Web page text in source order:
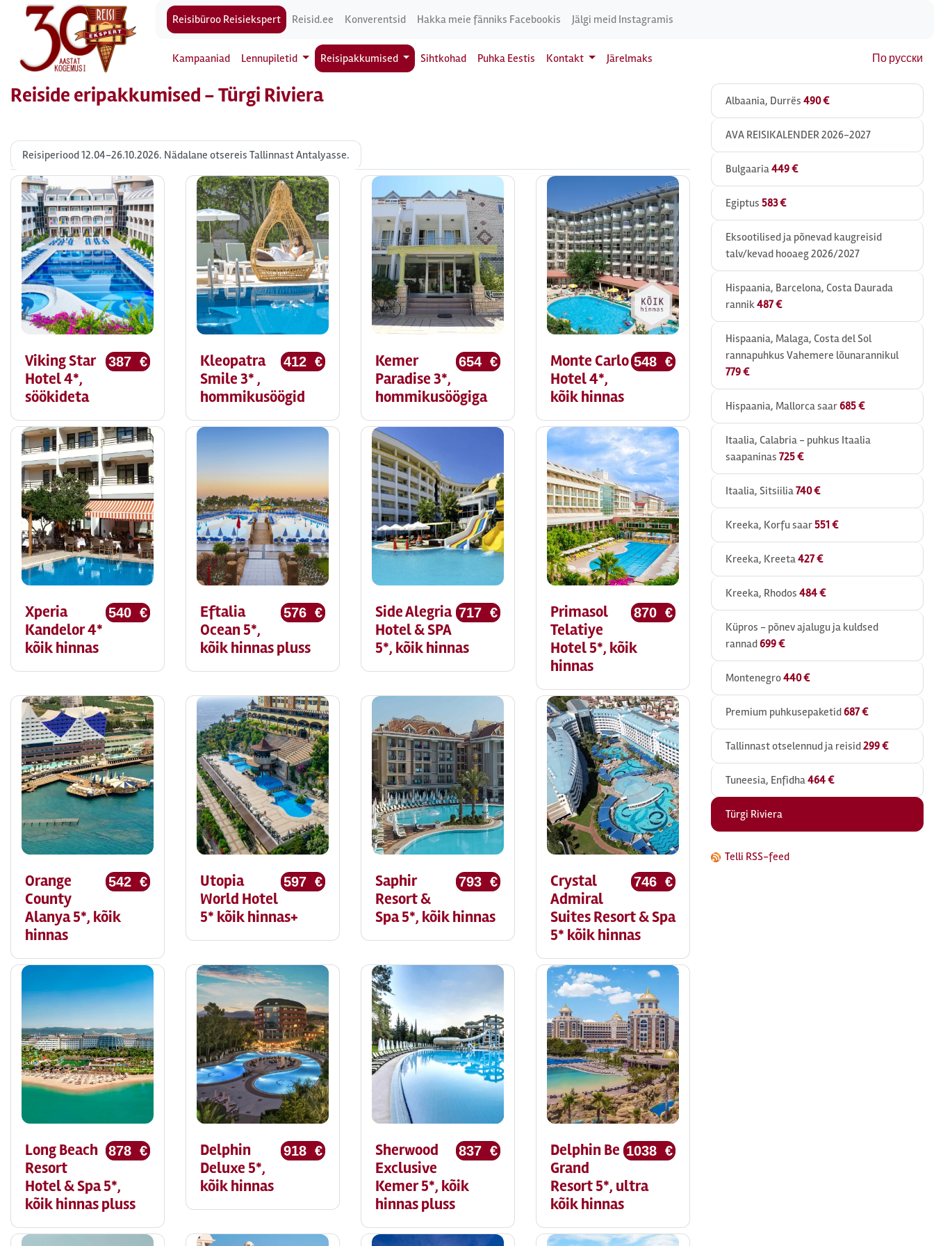
Reisibüroo Reisiekspert Reisid.ee Konverentsid Hakka meie fänniks Facebookis Jälgi meid Instagramis
Kampaaniad Lennupiletid Reisipakkumised Sihtkohad Puhka Eestis Kontakt Järelmaks По русски
Albaania, Durrës 490 €
AVA REISIKALENDER 2026-2027
Bulgaaria449 €
Egiptus 583 €
Eksootilised ja põnevad kaugreisid
talv/kevad hooaeg 2026/2027
Hispaania, Barcelona, Costa Daurada
rannik487 €
Hispaania, Malaga, Costa del Sol
rannapuhkus Vahemere lõunarannikul
779 €
Hispaania, Mallorca saar685 €
Itaalia, Calabria - puhkus Itaalia
saapaninas 725 €
Itaalia, Sitsiilia740 €
Kreeka, Korfu saar551 €
Kreeka, Kreeta427 €
Kreeka, Rhodos 484 €
Küpros - põnev ajalugu ja kuldsed
rannad699 €
Montenegro440 €
Premium puhkusepaketid687 €
Tallinnast otselennud ja reisid299 €
Tuneesia, Enfidha464 €
Türgi Riviera
Telli RSS-feed
Reiside eripakkumised - Türgi Riviera
Reisiperiood 12.04-26.10.2026. Nädalane otsereis Tallinnast Antalyasse.
387 €
Viking Star
Hotel 4*,
söökideta
412 €
Kleopatra
Smile 3* ,
hommikusöögid
654 €
Kemer
Paradise 3*,
hommikusöögiga
548 €
Monte Carlo
Hotel 4*,
kõik hinnas
540 €
Xperia
Kandelor 4*
kõik hinnas
576 €
Eftalia
Ocean 5*,
kõik hinnas pluss
717 €
Side Alegria
Hotel & SPA
5*, kõik hinnas
870 €
Primasol
Telatiye
Hotel 5*, kõik
hinnas
542 €
Orange
County
Alanya 5*, kõik
hinnas
597 €
Utopia
World Hotel
5* kõik hinnas+
793 €
Saphir
Resort &
Spa 5*, kõik hinnas
746 €
Crystal
Admiral
Suites Resort & Spa
5* kõik hinnas
878 €
Long Beach
Resort
Hotel & Spa 5*,
kõik hinnas pluss
918 €
Delphin
Deluxe 5*,
kõik hinnas
837 €
Sherwood
Exclusive
Kemer 5*, kõik
hinnas pluss
1038 €
Delphin Be
Grand
Resort 5*, ultra
kõik hinnas